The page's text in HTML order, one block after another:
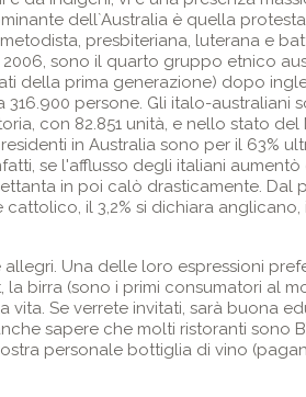
dell`Australia è quella
presbiteriana, luterana e
sono il quarto gruppo etnico
della prima generazione) dopo
persone. Gli italo-australiani
con 82.851 unità, e nello stato del
in Australia sono per il 63%
se l'afflusso degli italiani
in poi calò drasticamente. Dal
il 3,2% si dichiara
Una delle loro espressioni
la birra (sono i primi consumatori al
Se verrete invitati, sarà buona
sapere che molti ristoranti sono
personale bottiglia di vino